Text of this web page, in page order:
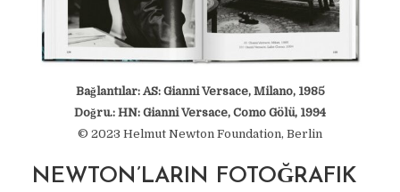
Bağlantılar: AS: Gianni Versace, Milano, 1985
Doğru.: HN: Gianni Versace, Como Gölü, 1994
© 2023 Helmut Newton Foundation, Berlin
NEWTON’LARIN FOTOĞRAFIK